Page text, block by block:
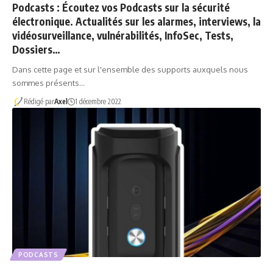
Podcasts : Écoutez vos Podcasts sur la sécurité
électronique. Actualités sur les alarmes, interviews, la
vidéosurveillance, vulnérabilités, InfoSec, Tests,
Dossiers…
Dans cette page et sur l'ensemble des supports auxquels nous
sommes présents…
Rédigé parAxel 1 décembre 2022
PODCASTS